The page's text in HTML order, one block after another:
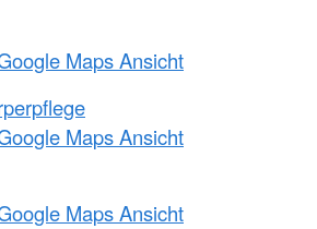
Maps Ansicht
Maps Ansicht
Maps Ansicht